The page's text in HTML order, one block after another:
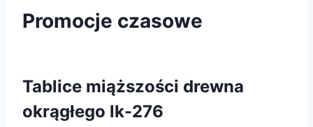
Promocje czasowe
Tablice miąższości drewna
okrągłego lk-276